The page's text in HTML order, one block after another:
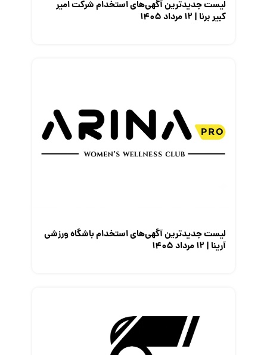
لیست جدیدترین آگهی‌های استخدام شرکت امیر
کبیر برنا | ۱۲ مرداد ۱۴۰۵
لیست جدیدترین آگهی‌های استخدام باشگاه ورزشی
آرینا | ۱۲ مرداد ۱۴۰۵